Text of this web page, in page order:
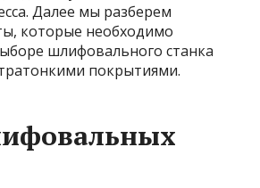
Далее мы разберем
которые необходимо
шлифовального станка
покрытиями.